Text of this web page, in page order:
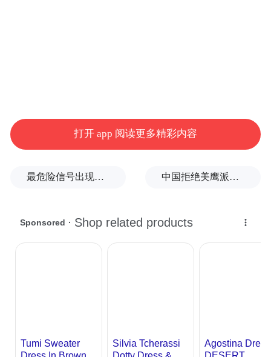
打开 app 阅读更多精彩内容
最危险信号出现！全球能源大动脉岌岌可危 中国拒绝美鹰派副防长访华？弦外之音被热议